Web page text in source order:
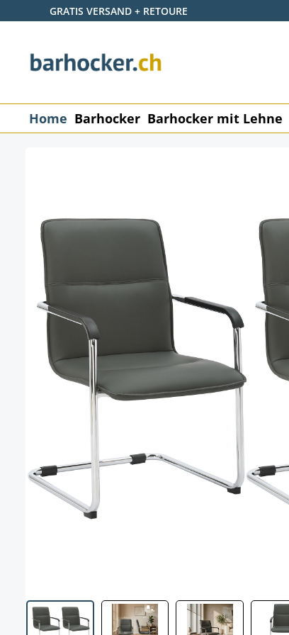
Hauptinhalt springen
Zur Suche springen
Zur Hauptnavigation springen
GRATIS VERSAND + RETOURE
Home Barhocker Barhocker mit Lehne